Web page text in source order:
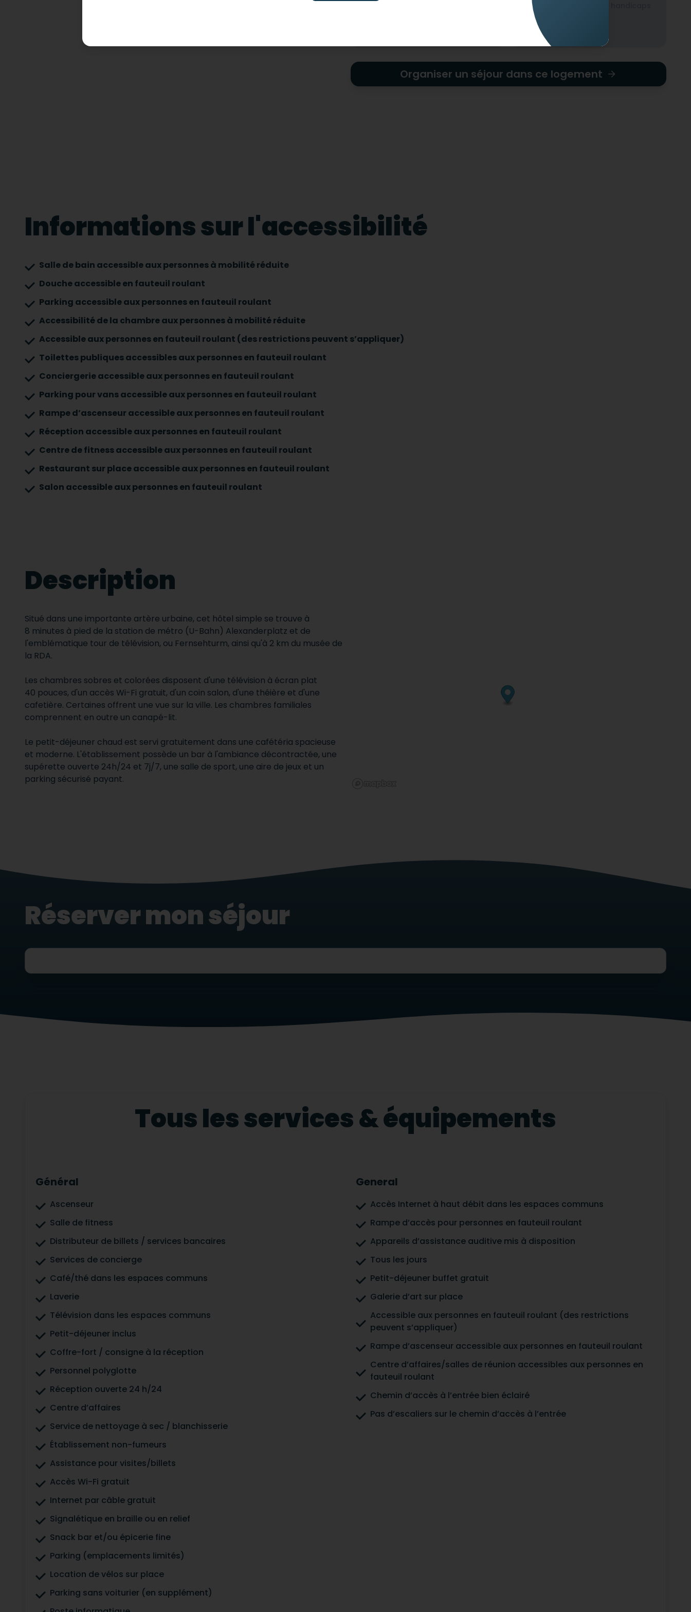
Non-adapté pour les handicaps
Organiser un séjour dans ce logement
Informations sur l'accessibilité
Salle de bain accessible aux personnes à mobilité réduite
Douche accessible en fauteuil roulant
Parking accessible aux personnes en fauteuil roulant
Accessibilité de la chambre aux personnes à mobilité réduite
Accessible aux personnes en fauteuil roulant (des restrictions peuvent s’appliquer)
Toilettes publiques accessibles aux personnes en fauteuil roulant
Conciergerie accessible aux personnes en fauteuil roulant
Parking pour vans accessible aux personnes en fauteuil roulant
Rampe d’ascenseur accessible aux personnes en fauteuil roulant
Réception accessible aux personnes en fauteuil roulant
Centre de fitness accessible aux personnes en fauteuil roulant
Restaurant sur place accessible aux personnes en fauteuil roulant
Salon accessible aux personnes en fauteuil roulant
Description
Situé dans une importante artère urbaine, cet hôtel simple se trouve à
8 minutes à pied de la station de métro (U-Bahn) Alexanderplatz et de
l'emblématique tour de télévision, ou Fernsehturm, ainsi qu'à 2 km du musée de
la RDA.
Les chambres sobres et colorées disposent d'une télévision à écran plat
40 pouces, d'un accès Wi-Fi gratuit, d'un coin salon, d'une théière et d'une
cafetière. Certaines offrent une vue sur la ville. Les chambres familiales
comprennent en outre un canapé-lit.
Le petit-déjeuner chaud est servi gratuitement dans une cafétéria spacieuse
et moderne. L'établissement possède un bar à l'ambiance décontractée, une
supérette ouverte 24h/24 et 7j/7, une salle de sport, une aire de jeux et un
parking sécurisé payant.
Réserver mon séjour
Tous les services & équipements
Général
Ascenseur
Salle de fitness
Distributeur de billets / services bancaires
Services de concierge
Café/thé dans les espaces communs
Laverie
Télévision dans les espaces communs
Petit-déjeuner inclus
Coffre-fort / consigne à la réception
Personnel polyglotte
Réception ouverte 24 h/24
Centre d’affaires
Service de nettoyage à sec / blanchisserie
Établissement non-fumeurs
Assistance pour visites/billets
Accès Wi-Fi gratuit
Internet par câble gratuit
Signalétique en braille ou en relief
Snack bar et/ou épicerie fine
Parking (emplacements limités)
Location de vélos sur place
Parking sans voiturier (en supplément)
General
Accès Internet à haut débit dans les espaces communs
Rampe d’accès pour personnes en fauteuil roulant
Appareils d’assistance auditive mis à disposition
Tous les jours
Petit-déjeuner buffet gratuit
Galerie d’art sur place
Accessible aux personnes en fauteuil roulant (des restrictions
peuvent s’appliquer)
Rampe d’ascenseur accessible aux personnes en fauteuil roulant
Centre d’affaires/salles de réunion accessibles aux personnes en
fauteuil roulant
Chemin d’accès à l’entrée bien éclairé
Pas d’escaliers sur le chemin d’accès à l’entrée